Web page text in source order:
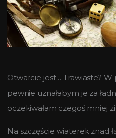
Otwarcie jest… Trawiaste?
pewnie uznałabym je za
oczekiwałam czegoś mniej
Na szczęście wiaterek znad